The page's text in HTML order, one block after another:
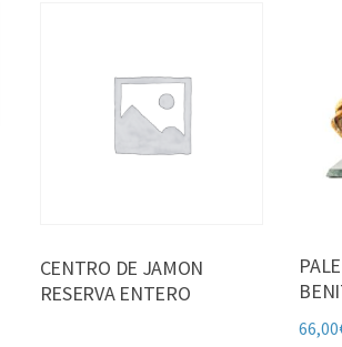
CENTRO DE JAMON
RESERVA ENTERO
66,00